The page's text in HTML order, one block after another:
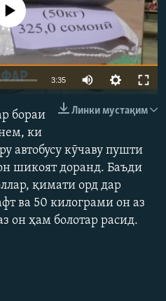
360p 480p
1080p
намекунад
3:35
480p
720p
1080p
Линки мустақим
бораи
ки
автобусу кӯчаву пушти
шикоят доранд. Баъди
қимати орд дар
ва 50 килограми он аз
он ҳам болотар расид.